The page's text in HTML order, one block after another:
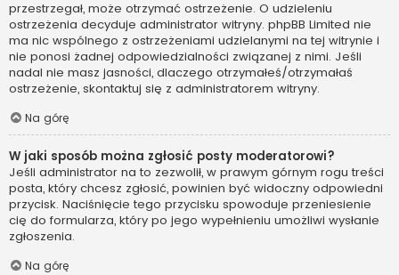
przestrzegał, może otrzymać ostrzeżenie. O udzieleniu
ostrzeżenia decyduje administrator witryny. phpBB Limited nie
ma nic wspólnego z ostrzeżeniami udzielanymi na tej witrynie i
nie ponosi żadnej odpowiedzialności związanej z nimi. Jeśli
nadal nie masz jasności, dlaczego otrzymałeś/otrzymałaś
ostrzeżenie, skontaktuj się z administratorem witryny.
Na górę
W jaki sposób można zgłosić posty moderatorowi?
Jeśli administrator na to zezwolił, w prawym górnym rogu treści
posta, który chcesz zgłosić, powinien być widoczny odpowiedni
przycisk. Naciśnięcie tego przycisku spowoduje przeniesienie
cię do formularza, który po jego wypełnieniu umożliwi wysłanie
zgłoszenia.
Na górę